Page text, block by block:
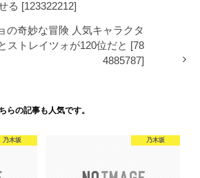
る [123322212]
の奇妙な冒険 人気キャラクタ
ストレイツォが120位だと [78
4885787]
らの記事も人気です。
乃木坂 乃木坂